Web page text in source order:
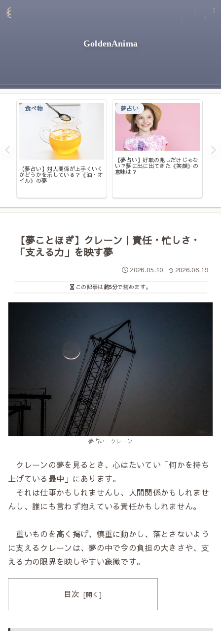
GoldenAnima
食べ物
【夢占い】対人関係が上手くいく
かどうかを示している？《油・オ
イル》の夢
夢占い
【夢占い】好転の兆しだけじゃな
い？夢に出に出てきた《笑顔》の
意味は？
【夢ことほぎ】クレーン｜責任・忙しさ・
「支える力」を映す夢
2026.05.10 2026.06.19
この記事は約5分で読めます。
夢占い クレーン
クレーンの夢を見るとき、心はたいてい「何かを持ち
上げている最中」にあります。
それは仕事かもしれませんし、人間関係かもしれませ
んし、誰にも言わず抱えている責任かもしれません。
重いものを高く掲げ、慎重に動かし、落とさないよう
に支えるクレーンは、夢の中で今の負担の大きさや、支
える力の限界を映しやすい象徴です。
目次